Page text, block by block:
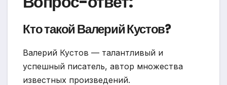
Кто такой Валерий Кустов?
Валерий Кустов — талантливый и
успешный писатель, автор множества
известных произведений.